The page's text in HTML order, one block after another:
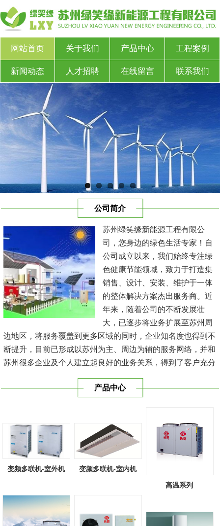
网站首页 关于我们 产品中心 工程案例
新闻动态 人才招聘 在线留言 联系我们
公司简介
苏州绿笑缘新能源工程有限公
司，您身边的绿色生活专家！自
公司成立以来，我们始终专注绿
色健康节能领域，致力于打造集
销售、设计、安装、维护于一体
的整体解决方案杰出服务商。近
年来，随着公司的不断发展壮
大，已逐步将业务扩展至苏州周
边地区，将服务覆盖到更多区域的同时，企业知名度也得到不
断提升，目前已形成以苏州为主、周边为辅的服务网络，并和
苏州很多企业及个人建立起良好的业务关系，得到了客户充分
与时俱进，树立良好的企业形象，以优质的服务、优质的技术
产品中心
变频多联机-室外机 变频多联机-室内机
高温系列